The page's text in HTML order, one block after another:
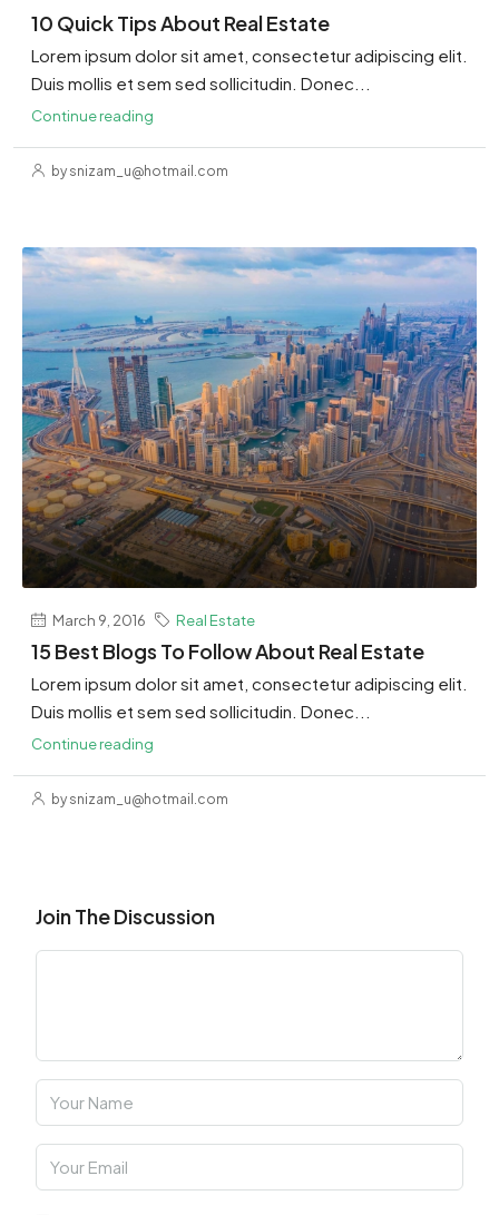
10 Quick Tips About Real Estate
Lorem ipsum dolor sit amet, consectetur adipiscing elit.
Duis mollis et sem sed sollicitudin. Donec...
Continue reading
by snizam_u@hotmail.com
March 9, 2016 Real Estate
15 Best Blogs To Follow About Real Estate
Lorem ipsum dolor sit amet, consectetur adipiscing elit.
Duis mollis et sem sed sollicitudin. Donec...
Continue reading
by snizam_u@hotmail.com
Join The Discussion